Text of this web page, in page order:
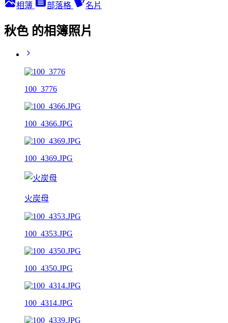
相簿 部落格 名片
秋色 的相簿照片
100_3776
100_4366.JPG
100_4369.JPG
火炭母
100_4353.JPG
100_4350.JPG
100_4314.JPG